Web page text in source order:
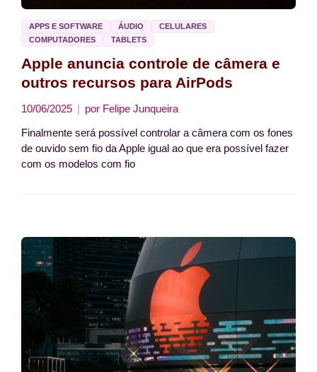
APPS E SOFTWARE ÁUDIO
CELULARES
COMPUTADORES
TABLETS
Apple anuncia controle de câmera e
outros recursos para AirPods
10/06/2025 por Felipe Junqueira
Finalmente será possível controlar a câmera com os fones
de ouvido sem fio da Apple igual ao que era possível fazer
com os modelos com fio